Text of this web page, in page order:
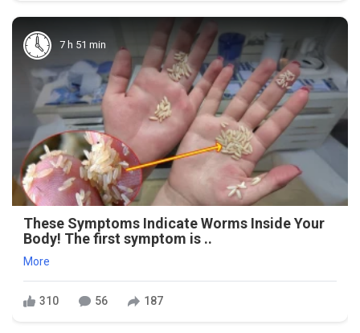
7 h 51 min
These Symptoms Indicate Worms Inside Your
Body! The first symptom is ..
More
310 56 187